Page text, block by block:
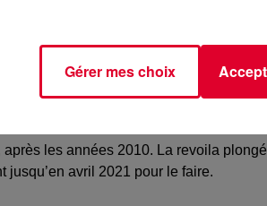
A nouveau donc se pose la question
Dijon à Paris, de Marseille à Lyon . Lyon
et qui désormais grandit au
filière.
les années 2010. La revoila
jusqu’en avril 2021 pour le faire.
Gérer mes choix